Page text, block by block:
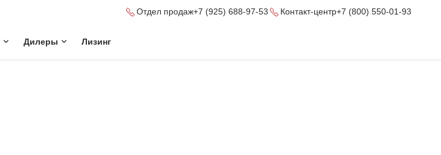
Отдел продаж+7 (925) 688-97-53 Контакт-центр+7 (800) 550-01-93
Дилеры Лизинг